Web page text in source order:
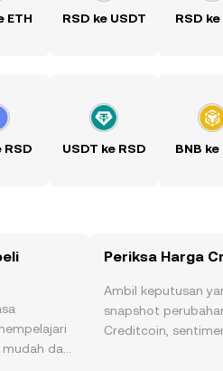
ETH RSD ke USDT RSD ke
RSD USDT ke RSD BNB ke
dari
Periksa Harga
Ambil keputusan
snapshot
Creditcoin,